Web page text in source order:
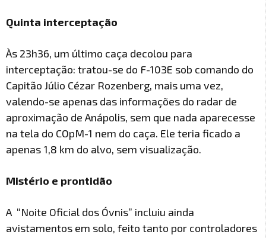
Quinta interceptação
Às 23h36, um último caça decolou para
interceptação: tratou-se do F-103E sob comando do
Capitão Júlio Cézar Rozenberg, mais uma vez,
valendo-se apenas das informações do radar de
aproximação de Anápolis, sem que nada aparecesse
na tela do COpM-1 nem do caça. Ele teria ficado a
apenas 1,8 km do alvo, sem visualização.
Mistério e prontidão
A “Noite Oficial dos Óvnis” incluiu ainda
avistamentos em solo, feito tanto por controladores